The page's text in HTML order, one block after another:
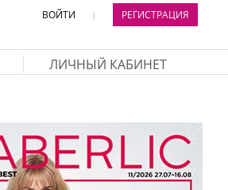
ВОЙТИ | РЕГИСТРАЦИЯ
ЛИЧНЫЙ КАБИНЕТ